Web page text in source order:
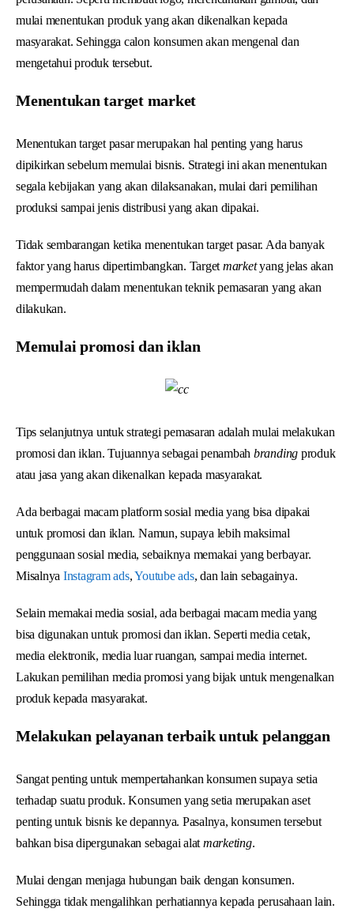
mulai menentukan produk yang akan dikenalkan kepada
masyarakat. Sehingga calon konsumen akan mengenal dan
mengetahui produk tersebut.
Menentukan target market
Menentukan target pasar merupakan hal penting yang harus
dipikirkan sebelum memulai bisnis. Strategi ini akan menentukan
segala kebijakan yang akan dilaksanakan, mulai dari pemilihan
produksi sampai jenis distribusi yang akan dipakai.
Tidak sembarangan ketika menentukan target pasar. Ada banyak
faktor yang harus dipertimbangkan. Target marketyang jelas akan
mempermudah dalam menentukan teknik pemasaran yang akan
dilakukan.
Memulai promosi dan iklan
Tips selanjutnya untuk strategi pemasaran adalah mulai melakukan
promosi dan iklan. Tujuannya sebagai penambah branding produk
atau jasa yang akan dikenalkan kepada masyarakat.
Ada berbagai macam platform sosial media yang bisa dipakai
untuk promosi dan iklan. Namun, supaya lebih maksimal
penggunaan sosial media, sebaiknya memakai yang berbayar.
Misalnya Instagram ads,Youtube ads, dan lain sebagainya.
Selain memakai media sosial, ada berbagai macam media yang
bisa digunakan untuk promosi dan iklan. Seperti media cetak,
media elektronik, media luar ruangan, sampai media internet.
Lakukan pemilihan media promosi yang bijak untuk mengenalkan
produk kepada masyarakat.
Melakukan pelayanan terbaik untuk pelanggan
Sangat penting untuk mempertahankan konsumen supaya setia
terhadap suatu produk. Konsumen yang setia merupakan aset
penting untuk bisnis ke depannya. Pasalnya, konsumen tersebut
bahkan bisa dipergunakan sebagai alat marketing.
Mulai dengan menjaga hubungan baik dengan konsumen.
Sehingga tidak mengalihkan perhatiannya kepada perusahaan lain.